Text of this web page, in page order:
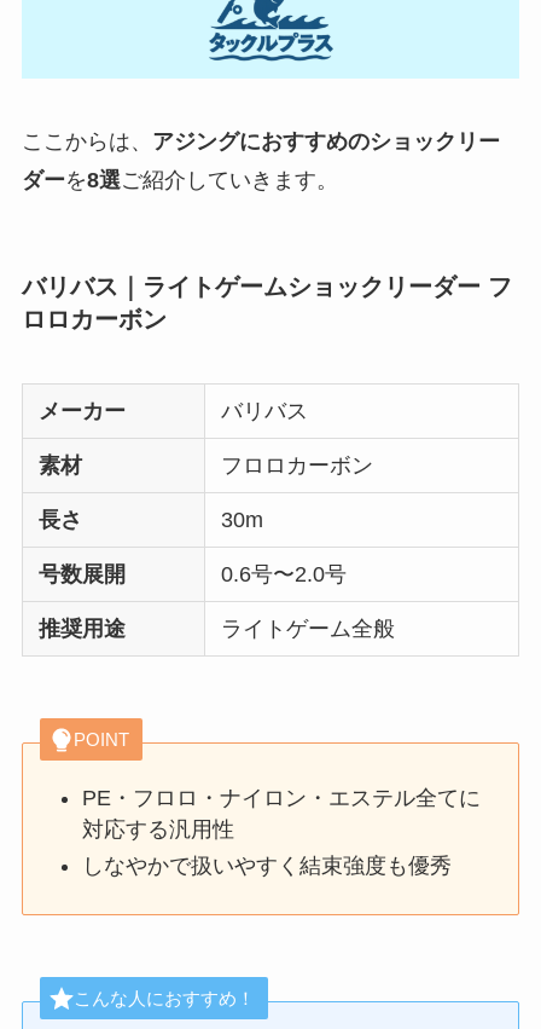
ここからは、 アジングにおすすめのショックリー
ダーを8選ご紹介していきます。
バリバス｜ライトゲームショックリーダー フ
ロロカーボン
メーカー バリバス
素材 フロロカーボン
長さ 30m
号数展開 0.6号〜2.0号
推奨用途 ライトゲーム全般
POINT
PE・フロロ・ナイロン・エステル全てに
対応する汎用性
しなやかで扱いやすく結束強度も優秀
こんな人におすすめ！